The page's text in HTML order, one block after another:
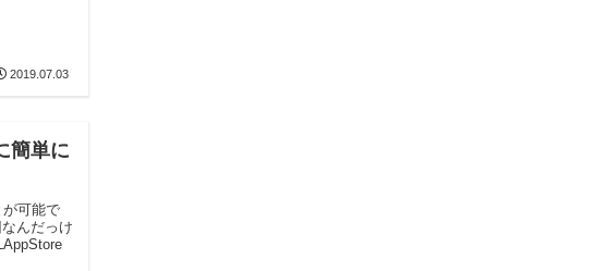
2019.07.03
簡単に
可能で
んだっけ